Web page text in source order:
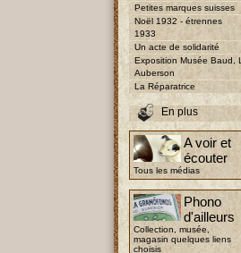
Petites marques suisses
Noël 1932 - étrennes
1933
Un acte de solidarité
Exposition Musée Baud, L
Auberson
La Réparatrice
En plus
A voir et
écouter
Tous les médias
Phono
d'ailleurs
Collection, musée,
magasin quelques liens
choisis